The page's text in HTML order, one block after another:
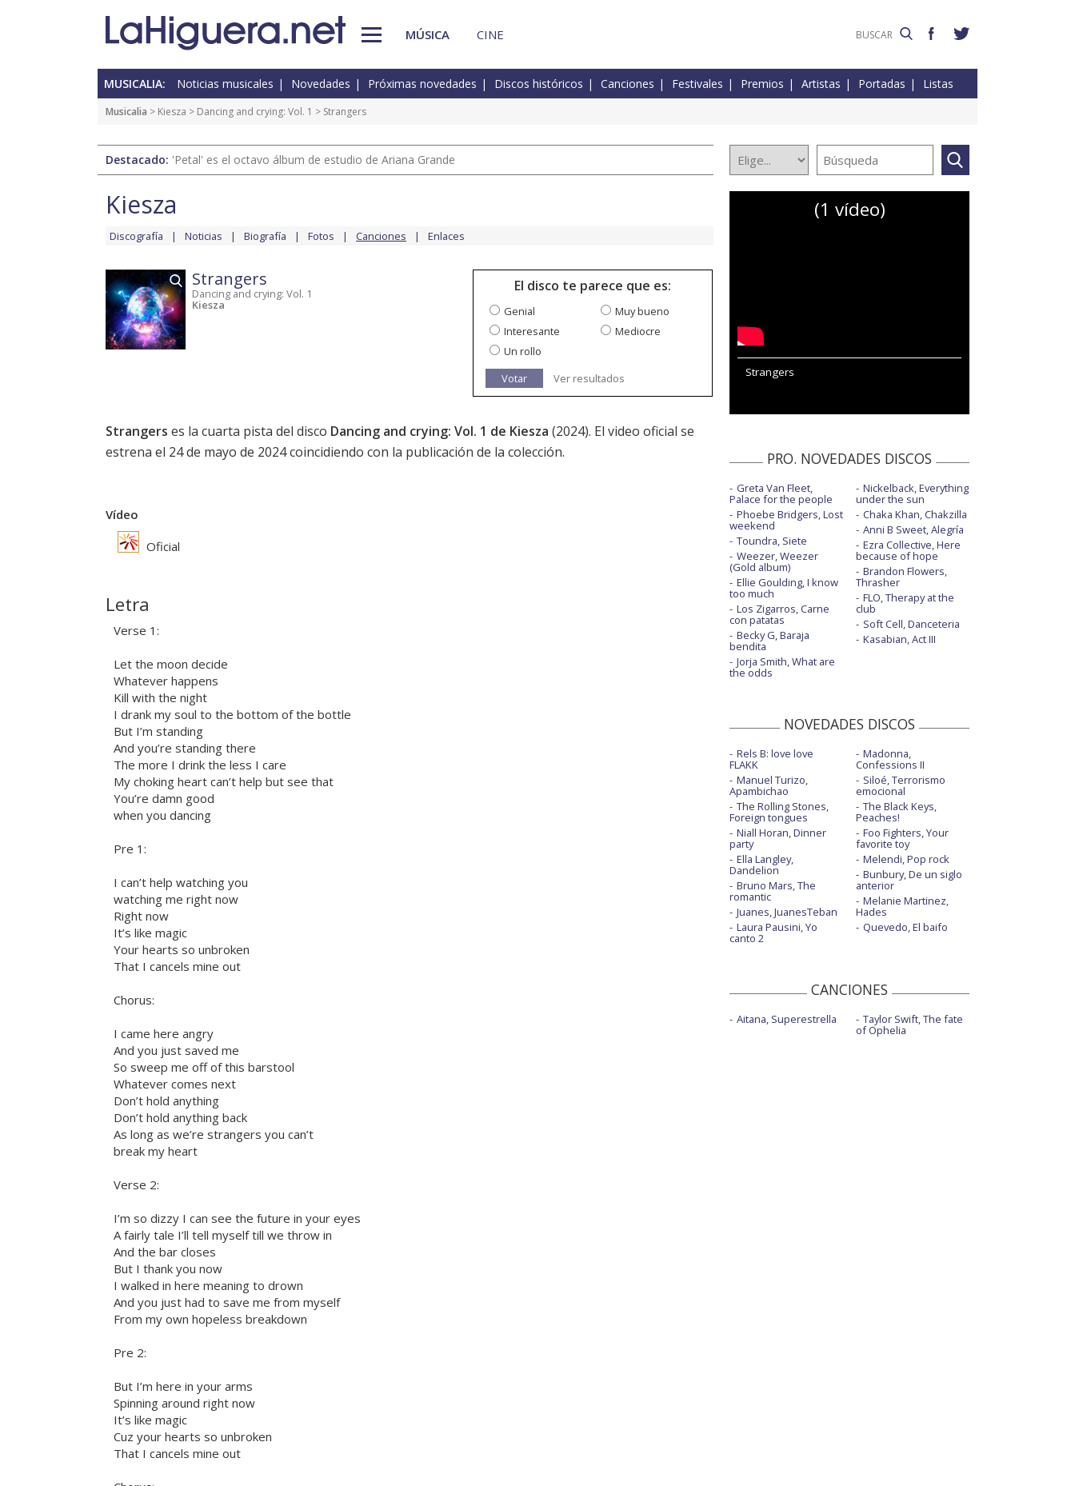
MÚSICA CINE
MUSICALIA: Noticias musicales Novedades Próximas novedades Discos históricos Canciones Festivales Premios Artistas Portadas Listas
Musicalia > Kiesza > Dancing and crying: Vol. 1 > Strangers
Destacado: 'Petal' es el octavo álbum de estudio de Ariana Grande
Kiesza
Discografía Noticias Biografía Fotos Canciones Enlaces
Strangers
Dancing and crying: Vol. 1
Kiesza
El disco te parece que es:
Genial
Muy bueno
Interesante
Mediocre
Un rollo
Votar
Ver resultados
Strangers es la cuarta pista del disco Dancing and crying: Vol. 1 de Kiesza (2024). El video oficial se
estrena el 24 de mayo de 2024 coincidiendo con la publicación de la colección.
Vídeo
Oficial
Letra
Verse 1:
Let the moon decide
Whatever happens
Kill with the night
I drank my soul to the bottom of the bottle
But I’m standing
And you’re standing there
The more I drink the less I care
My choking heart can’t help but see that
You’re damn good
when you dancing
Pre 1:
I can’t help watching you
watching me right now
Right now
It’s like magic
Your hearts so unbroken
That I cancels mine out
Chorus:
I came here angry
And you just saved me
So sweep me off of this barstool
Whatever comes next
Don’t hold anything
Don’t hold anything back
As long as we’re strangers you can’t
break my heart
Verse 2:
I’m so dizzy I can see the future in your eyes
A fairly tale I’ll tell myself till we throw in
And the bar closes
But I thank you now
I walked in here meaning to drown
And you just had to save me from myself
From my own hopeless breakdown
Pre 2:
But I’m here in your arms
Spinning around right now
It’s like magic
Cuz your hearts so unbroken
That I cancels mine out
(1 vídeo)
Strangers
PRO. NOVEDADES DISCOS
Greta Van Fleet,
Palace for the people
Phoebe Bridgers, Lost
weekend
Toundra, Siete
Weezer, Weezer
(Gold album)
Ellie Goulding, I know
too much
Los Zigarros, Carne
con patatas
Becky G, Baraja
bendita
Jorja Smith, What are
the odds
Nickelback, Everything
under the sun
Chaka Khan, Chakzilla
Anni B Sweet, Alegría
Ezra Collective, Here
because of hope
Brandon Flowers,
Thrasher
FLO, Therapy at the
club
Soft Cell, Danceteria
Kasabian, Act III
NOVEDADES DISCOS
Rels B: love love
FLAKK
Manuel Turizo,
Apambichao
The Rolling Stones,
Foreign tongues
Niall Horan, Dinner
party
Ella Langley,
Dandelion
Bruno Mars, The
romantic
Juanes, JuanesTeban
Laura Pausini, Yo
canto 2
Madonna,
Confessions II
Siloé, Terrorismo
emocional
The Black Keys,
Peaches!
Foo Fighters, Your
favorite toy
Melendi, Pop rock
Bunbury, De un siglo
anterior
Melanie Martinez,
Hades
Quevedo, El baifo
CANCIONES
Aitana, Superestrella Taylor Swift, The fate
of Ophelia